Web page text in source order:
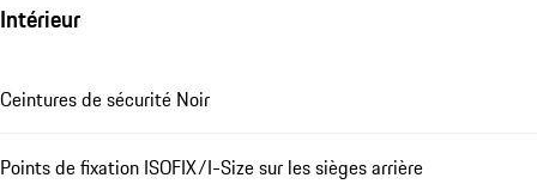
Intérieur
Ceintures de sécurité Noir
Points de fixation ISOFIX/I-Size sur les sièges arrière